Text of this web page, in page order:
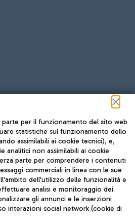
e approfitta della vicinanza
più facile spostarsi
di Fiumicino da Roma
Trenitalia.
JOURNAL
ITA
parte per il funzionamento del sito web
statistiche sul funzionamento dello
assimilabili ai cookie tecnici), e,
analitici non assimilabili ai cookie
parte per comprendere i contenuti
commerciali in linea con le sue
dell'utilizzo delle funzionalità e
analisi e monitoraggio dei
gli annunci e le inserzioni
interazioni social network (cookie di